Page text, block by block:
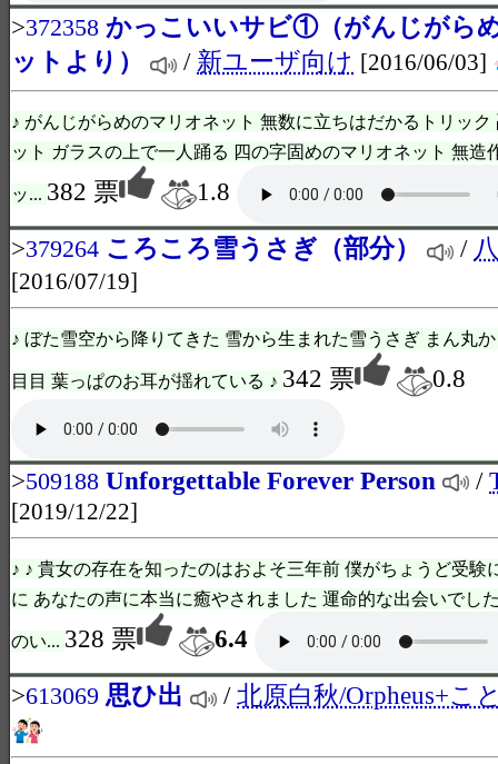
>372358 かっこいいサビ①（がんじがら
ットより）
/ 新ユーザ向け [2016/06/03]
♪ がんじがらめのマリオネット 無数に立ちはだかるトリッ
ット ガラスの上で一人踊る 四の字固めのマリオネット 無造
ッ... 382 票
1.8
>379264 ころころ雪うさぎ（部分） /
[2016/07/19]
♪ ぼた雪空から降りてきた 雪から生まれた雪うさぎ まん丸
目目 葉っぱのお耳が揺れている ♪ 342 票 0.8
>509188 Unforgettable Forever Person /
[2019/12/22]
♪ ♪ 貴女の存在を知ったのはおよそ三年前 僕がちょうど受験
に あなたの声に本当に癒やされました 運命的な出会いでし
のい... 328 票
6.4
>613069 思ひ出 /北原白秋/Orpheus+こ